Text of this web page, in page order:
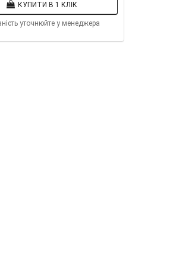
КУПИТИ В 1 КЛІК
уточнюйте у менеджера